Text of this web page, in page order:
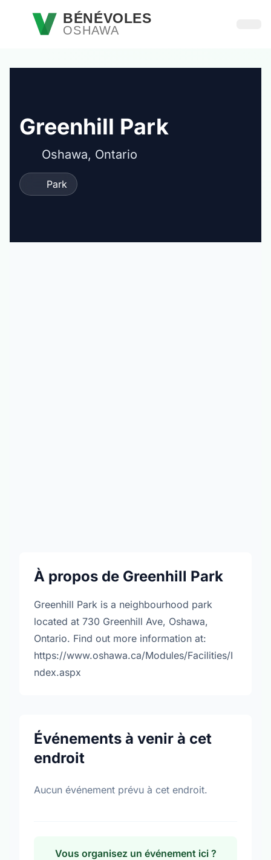
Passer au contenu principal
BÉNÉVOLES
OSHAWA
Greenhill Park
Oshawa, Ontario
Park
À propos de Greenhill Park
Greenhill Park is a neighbourhood park
located at 730 Greenhill Ave, Oshawa,
Ontario. Find out more information at:
https://www.oshawa.ca/Modules/Facilities/I
ndex.aspx
Événements à venir à cet
endroit
Aucun événement prévu à cet endroit.
Vous organisez un événement ici ?